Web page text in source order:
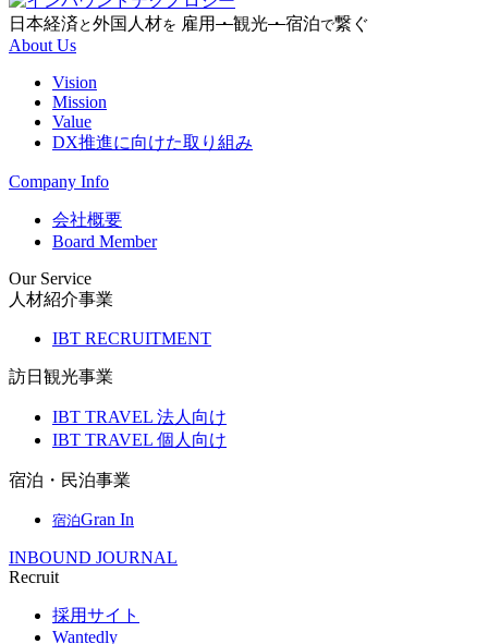
日本経済 と 外国人材を 雇用・観光・宿泊で繋ぐ
About Us
Vision
Mission
Value
DX推進に向けた取り組み
Company Info
会社概要
Board Member
Our Service
人材紹介事業
IBT RECRUITMENT
訪日観光事業
IBT TRAVEL 法人向け
IBT TRAVEL 個人向け
宿泊・民泊事業
宿泊Gran In
INBOUND JOURNAL
Recruit
採用サイト
Wantedly